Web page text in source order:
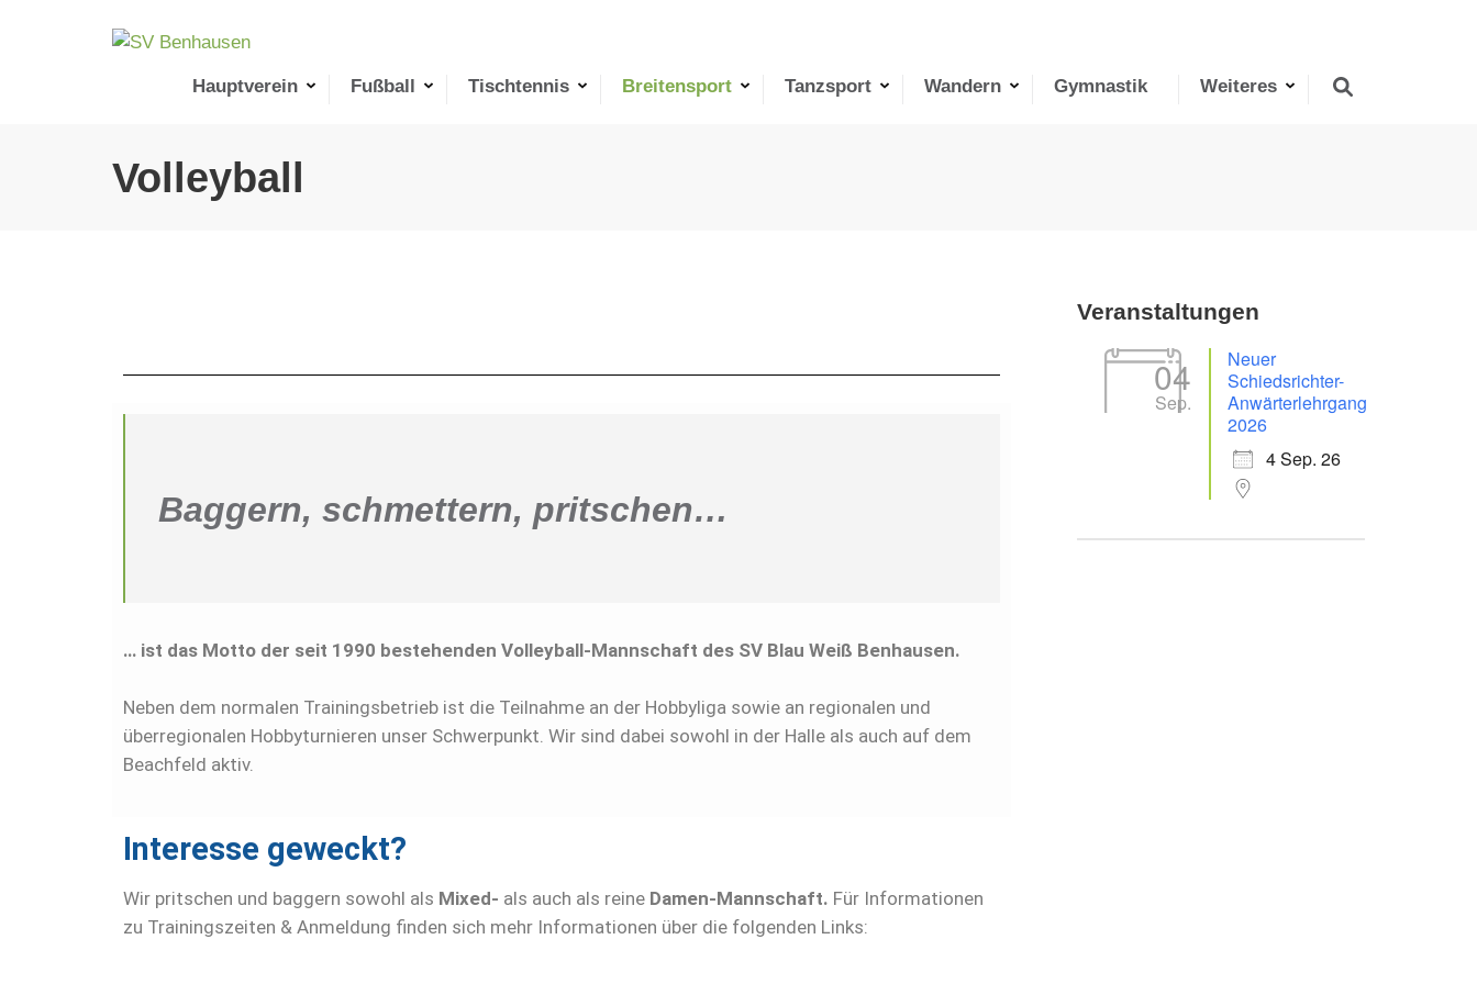
SV Benhausen
Hauptverein Fußball Tischtennis Breitensport Tanzsport Wandern Gymnastik Weiteres
Volleyball
Baggern, schmettern, pritschen…
… ist das Motto der seit 1990 bestehenden Volleyball-Mannschaft des SV Blau Weiß Benhausen.
Neben dem normalen Trainingsbetrieb ist die Teilnahme an der Hobbyliga sowie an regionalen und
überregionalen Hobbyturnieren unser Schwerpunkt. Wir sind dabei sowohl in der Halle als auch auf dem
Beachfeld aktiv.
Interesse geweckt?
Wir pritschen und baggern sowohl als Mixed- als auch als reine Damen-Mannschaft. Für Informationen
zu Trainingszeiten & Anmeldung finden sich mehr Informationen über die folgenden Links:
Veranstaltungen
04
Sep.
Neuer
Schiedsrichter-
Anwärterlehrgang
2026
4 Sep. 26